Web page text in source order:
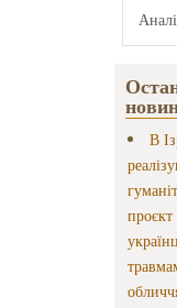
В
проєкт